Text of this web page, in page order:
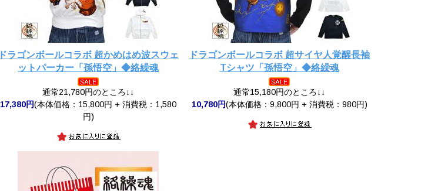
ドラゴンボールコラボ 超かめはめ波スウェ
ットパーカー「孫悟空」◆絡繰魂
通常21,780円のところ↓↓
17,380円(本体価格：15,800円 + 消費税：1,580
円)
ドラゴンボールコラボ 超サイヤ人覚醒長袖
Tシャツ「孫悟空」◆絡繰魂
通常15,180円のところ↓↓
10,780円(本体価格：9,800円 + 消費税：980円)